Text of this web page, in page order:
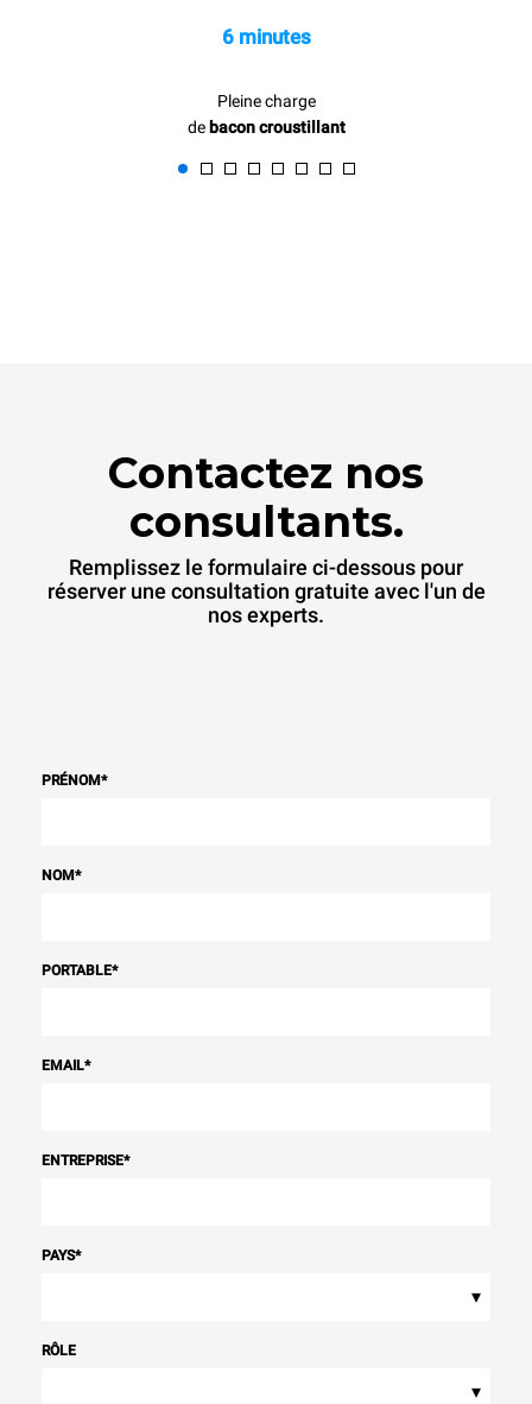
6 minutes
Pleine charge
de bacon croustillant
Contactez nos
consultants.
Remplissez le formulaire ci-dessous pour
réserver une consultation gratuite avec l'un de
nos experts.
PRÉNOM*
NOM*
PORTABLE*
EMAIL*
ENTREPRISE*
PAYS*
▾
RÔLE
▾